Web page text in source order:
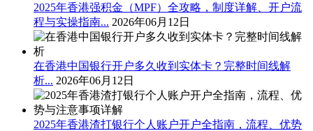
2025年香港强积金（MPF）全攻略，制度详解、开户流
程与实操指南... 2026年06月12日
在香港中国银行开户多久收到实体卡？完整时间线解
析... 2026年06月12日
2025年香港渣打银行个人账户开户全指南，流程、优势